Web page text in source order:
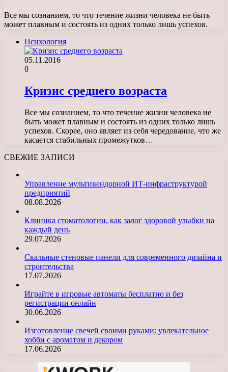
Все мы сознанием, то что течение жизни человека не быть
может плавным и состоять из одних только лишь успехов.
Психология
05.11.2016
0
Кризис среднего возраста
Все мы сознанием, то что течение жизни человека не
быть может плавным и состоять из одних только лишь
успехов. Скорее, оно являет из себя чередование, что же
касается стабильных промежутков…
СВЕЖИЕ ЗАПИСИ
Управление мультивендорной ИТ-инфраструктурой
предприятий
08.08.2026
Клиника стоматологии, как залог здоровой улыбки на
каждый день
29.07.2026
Скальные стеновые панели для современного дизайна и
строительства
17.07.2026
Играйте в игровые автоматы бесплатно и без
регистрации онлайн
30.06.2026
Изготовление свечей своими руками: увлекательное
хобби с ароматом и декором
17.06.2026